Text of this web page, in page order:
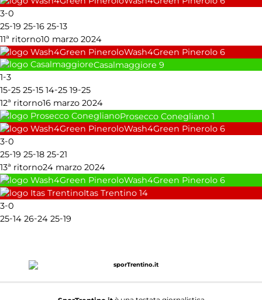
3-0
25-19 25-16 25-13
11ª ritorno10 marzo 2024
Wash4Green Pinerolo 6
Casalmaggiore 9
1-3
15-25 25-15 14-25 19-25
12ª ritorno16 marzo 2024
Prosecco Conegliano 1
Wash4Green Pinerolo 6
3-0
25-19 25-18 25-21
13ª ritorno24 marzo 2024
Wash4Green Pinerolo 6
Itas Trentino 14
3-0
25-14 26-24 25-19